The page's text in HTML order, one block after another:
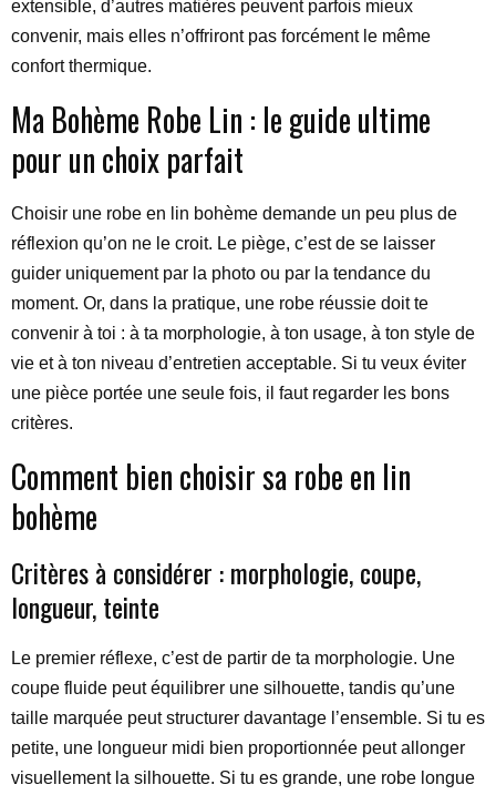
extensible, d’autres matières peuvent parfois mieux
convenir, mais elles n’offriront pas forcément le même
confort thermique.
Ma Bohème Robe Lin : le guide ultime
pour un choix parfait
Choisir une robe en lin bohème demande un peu plus de
réflexion qu’on ne le croit. Le piège, c’est de se laisser
guider uniquement par la photo ou par la tendance du
moment. Or, dans la pratique, une robe réussie doit te
convenir à toi : à ta morphologie, à ton usage, à ton style de
vie et à ton niveau d’entretien acceptable. Si tu veux éviter
une pièce portée une seule fois, il faut regarder les bons
critères.
Comment bien choisir sa robe en lin
bohème
Critères à considérer : morphologie, coupe,
longueur, teinte
Le premier réflexe, c’est de partir de ta morphologie. Une
coupe fluide peut équilibrer une silhouette, tandis qu’une
taille marquée peut structurer davantage l’ensemble. Si tu es
petite, une longueur midi bien proportionnée peut allonger
visuellement la silhouette. Si tu es grande, une robe longue